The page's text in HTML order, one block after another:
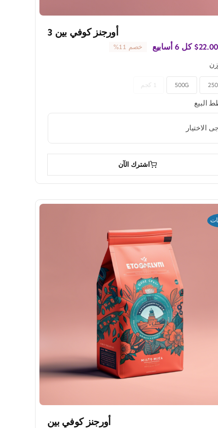
أورجنز كوفي بين 3
$22.00 كل 6 أسابيع خصم 11%
500G 1 كجم
البيع
اشترك الآن
أورجنز كوفي بين